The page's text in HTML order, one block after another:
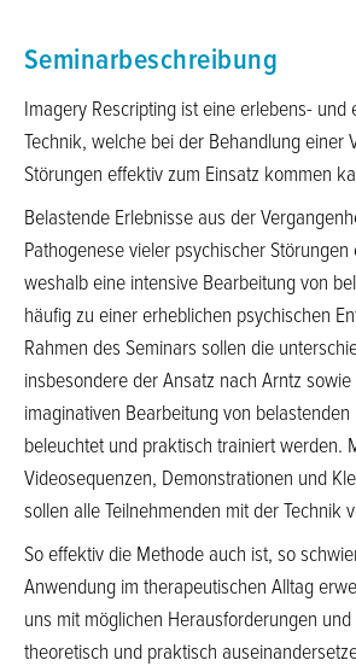
Seminarbeschreibung
Imagery Rescripting ist eine erlebens-
Technik, welche bei der Behandlung einer
Störungen effektiv zum Einsatz kommen
Belastende Erlebnisse aus der
Pathogenese vieler psychischer
weshalb eine intensive Bearbeitung von
häufig zu einer erheblichen psychischen
Rahmen des Seminars sollen die
insbesondere der Ansatz nach Arntz
imaginativen Bearbeitung von
beleuchtet und praktisch trainiert werden.
Videosequenzen, Demonstrationen und
sollen alle Teilnehmenden mit der Technik
So effektiv die Methode auch ist, so
Anwendung im therapeutischen Alltag
uns mit möglichen Herausforderungen
theoretisch und praktisch